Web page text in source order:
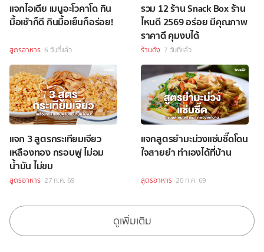
แจกไอเดีย เมนูอะโวคาโด กิน
มื้อเช้าก็ดี กินมื้อเย็นก็อร่อย!
สูตรอาหาร 6 วันที่แล้ว
รวม 12 ร้าน Snack Box ร้าน
ไหนดี 2569 อร่อย มีคุณภาพ
ราคาดี คุมงบได้
ร้านดัง 7 วันที่แล้ว
แจก 3 สูตรกระเทียมเจียว
เหลืองทอง กรอบฟู ไม่อม
น้ำมัน ไม่ขม
สูตรอาหาร 27 ก.ค. 69
แจกสูตรยำมะม่วงแซ่บซี๊ดโดน
ใจสายยำ ทำเองได้ที่บ้าน
สูตรอาหาร 20 ก.ค. 69
ดูเพิ่มเติม